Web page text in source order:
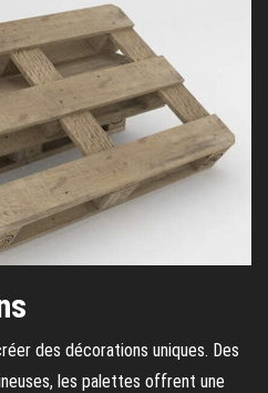
des décorations uniques. Des
les palettes offrent une